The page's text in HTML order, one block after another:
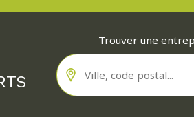
Trouver une